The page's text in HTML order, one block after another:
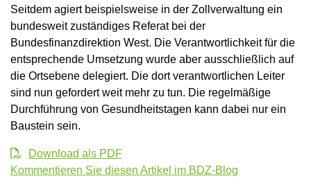
Seitdem agiert beispielsweise in der Zollverwaltung ein
bundesweit zuständiges Referat bei der
Bundesfinanzdirektion West. Die Verantwortlichkeit für die
entsprechende Umsetzung wurde aber ausschließlich auf
die Ortsebene delegiert. Die dort verantwortlichen Leiter
sind nun gefordert weit mehr zu tun. Die regelmäßige
Durchführung von Gesundheitstagen kann dabei nur ein
Baustein sein.
Download als PDF
Kommentieren Sie diesen Artikel im BDZ-Blog